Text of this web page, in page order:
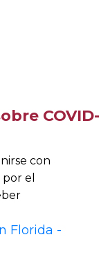
COVID-
con
el